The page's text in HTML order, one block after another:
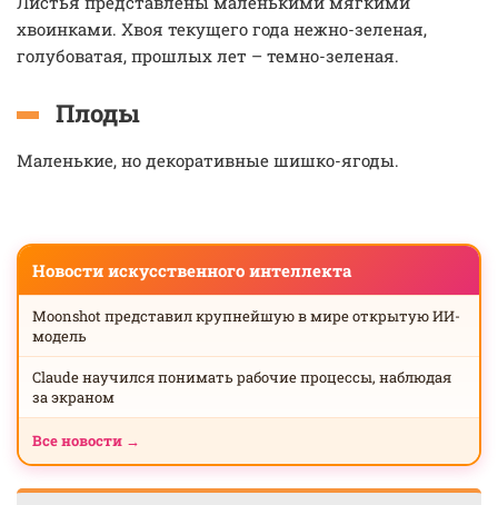
хвоинками. Хвоя текущего года нежно-зеленая,
голубоватая, прошлых лет – темно-зеленая.
Плоды
Маленькие, но декоративные шишко-ягоды.
Новости искусственного интеллекта
Moonshot представил крупнейшую в мире открытую ИИ-
модель
Claude научился понимать рабочие процессы, наблюдая
за экраном
Все новости →